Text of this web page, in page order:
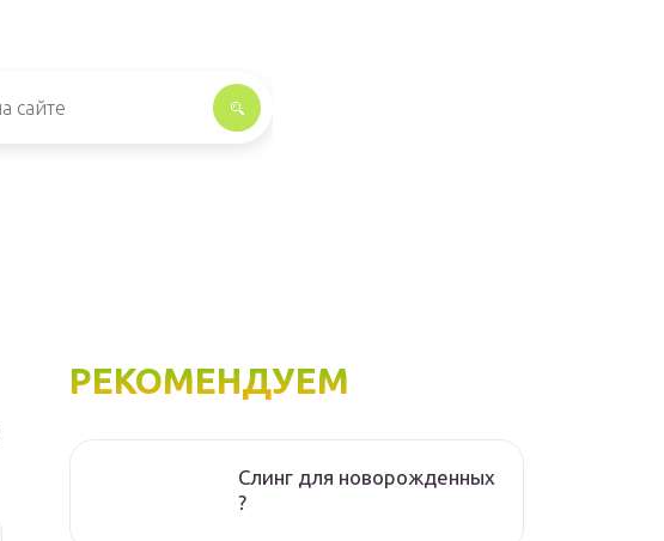
РЕКОМЕНДУЕМ
Слинг для новорожденных
?